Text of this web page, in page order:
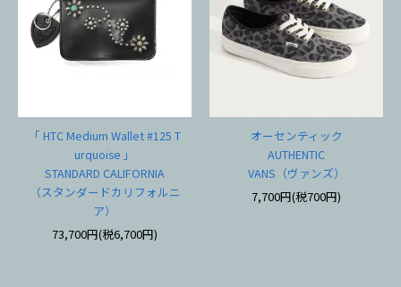
「 HTC Medium Wallet #125 T
urquoise 」
STANDARD CALIFORNIA
（スタンダードカリフォルニ
ア）
73,700円(税6,700円)
オーセンティック
AUTHENTIC
VANS（ヴァンズ）
7,700円(税700円)